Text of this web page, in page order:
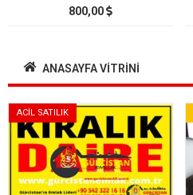
800,00
ANASAYFA VITRINI
ACİL SATILIK